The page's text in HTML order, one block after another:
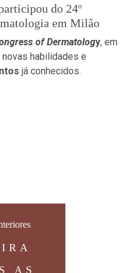
do 24º
em Milão
of Dermatology, em
habilidades e
já conhecidos.
AS